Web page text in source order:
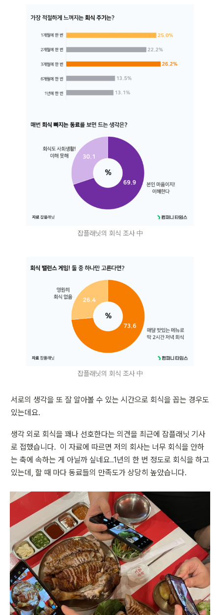
잡플래닛의 회식 조사 中
잡플래닛의 회식 조사 中
서로의 생각을 또 잘 알아볼 수 있는 시간으로 회식을 꼽는 경우도
있는데요.
생각 외로 회식을 꽤나 선호한다는 의견을 최근에 잡플래닛 기사
로 접했습니다.  이 자료에 따르면 저의 회사는 너무 회식을 안하
는 축에 속하는 게 아닐까 싶네요..1년의 한 번 정도로 회식을 하고
있는데, 할 때 마다 동료들의 만족도가 상당히 높았습니다.